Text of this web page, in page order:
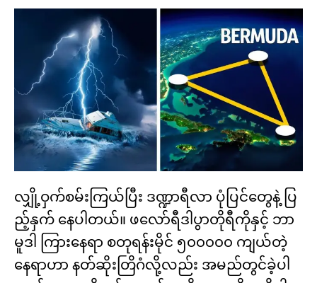
လျှို့ဝှက်စမ်းကြယ်ပြီး ဒဏ္ဍာရီလာ ပုံပြင်တွေနဲ့ ပြ
ည့်နှက် နေပါတယ်။ ဖလော်ရီဒါပွာတိုရီကိုနှင့် ဘာ
မူဒါ ကြားနေရာ စတုရန်းမိုင် ၅၀၀၀၀၀ ကျယ်တဲ့
နေရာဟာ နတ်ဆိုးတြိဂံလို့လည်း အမည်တွင်ခဲ့ပါ